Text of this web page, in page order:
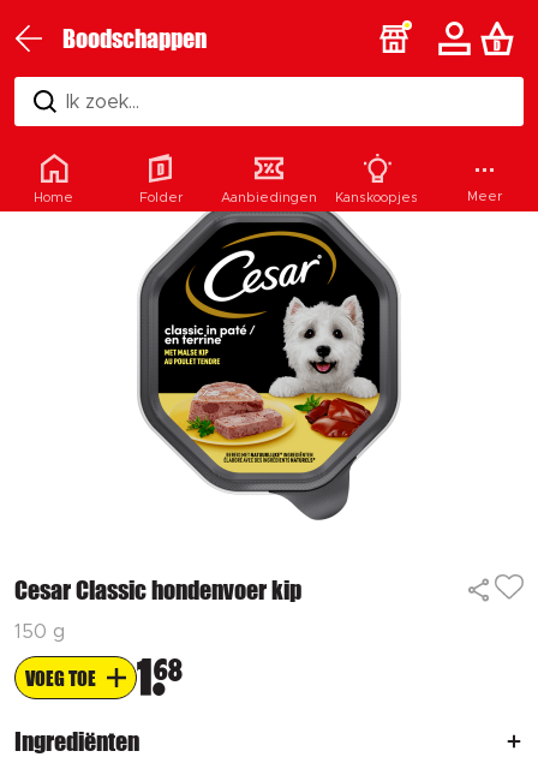
Boodschappen
Ik zoek...
Cesar Classic hondenvoer kip
150 g
VOEG TOE 1 68
Ingrediënten
Home Folder Aanbiedingen Kanskoopjes Meer